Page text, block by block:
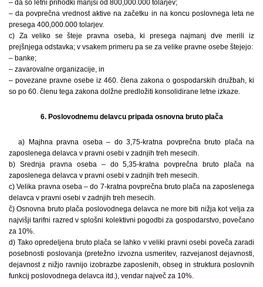
– da so letni prihodki manjši od 800,000.000 tolarjev;
– da povprečna vrednost aktive na začetku in na koncu poslovnega leta ne
presega 400,000.000 tolarjev.
c) Za veliko se šteje pravna oseba, ki presega najmanj dve merili iz
prejšnjega odstavka; v vsakem primeru pa se za velike pravne osebe štejejo:
– banke;
– zavarovalne organizacije, in
– povezane pravne osebe iz 460. člena zakona o gospodarskih družbah, ki
so po 60. členu tega zakona dolžne predložiti konsolidirane letne izkaze.
6. Poslovodnemu delavcu pripada osnovna bruto plača
a) Majhna pravna oseba – do 3,75-kratna povprečna bruto plača na
zaposlenega delavca v pravni osebi v zadnjih treh mesecih.
b) Srednja pravna oseba – do 5,35-kratna povprečna bruto plača na
zaposlenega delavca v pravni osebi v zadnjih treh mesecih.
c) Velika pravna oseba – do 7-kratna povprečna bruto plača na zaposlenega
delavca v pravni osebi v zadnjih treh mesecih.
č) Osnovna bruto plača poslovodnega delavca ne more biti nižja kot velja za
najvišji tarifni razred v splošni kolektivni pogodbi za gospodarstvo, povečano
za 10%.
d) Tako opredeljena bruto plača se lahko v veliki pravni osebi poveča zaradi
posebnosti poslovanja (pretežno izvozna usmeritev, razvejanost dejavnosti,
dejavnost z nižjo ravnijo izobrazbe zaposlenih, obseg in struktura poslovnih
funkcij poslovodnega delavca itd.), vendar največ za 10%.